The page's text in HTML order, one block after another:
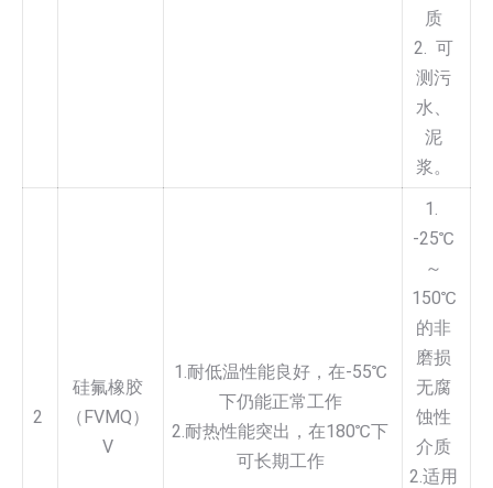
质
2. 可
测污
水、
泥
浆。
2
硅氟橡胶
（FVMQ）
V
1.耐低温性能良好，在-55℃
下仍能正常工作
2.耐热性能突出，在180℃下
可长期工作
1.
-25℃
～
150℃
的非
磨损
无腐
蚀性
介质
2.适用